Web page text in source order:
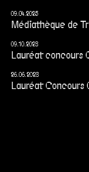
09.04.2025
Médiathèque de
09.10.2023
Lauréat concours
26.06.2023
Lauréat Concours